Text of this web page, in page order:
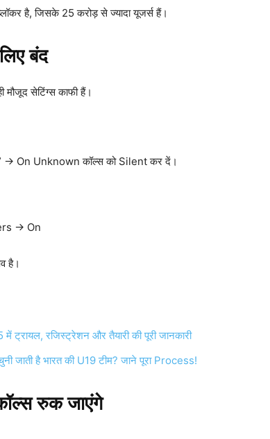
है, जिसके 25 करोड़ से ज्यादा यूजर्स हैं।
बंद
मौजूद सेटिंग्स काफी हैं।
On Unknown कॉल्स को Silent कर दें।
→ On
है।
रजिस्ट्रेशन और तैयारी की पूरी जानकारी
है भारत की U19 टीम? जाने पूरा Process!
रुक जाएंगे